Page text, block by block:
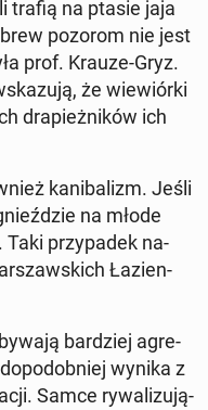
trafią na ptasie jaja
pozorom nie jest
prof. Krauze-Gryz.
że wie­wiór­ki
dra­pież­ni­ków ich
ka­ni­ba­lizm. Jeśli
na młode
Taki przy­pa­dek na­
Ła­zien­
bar­dziej agre­
wynika z
Samce ry­wa­li­zu­ją­